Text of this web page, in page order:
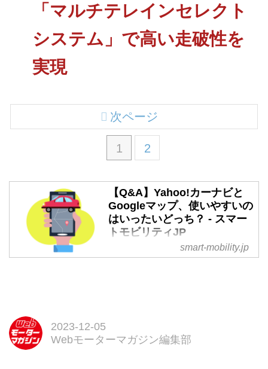
「マルチテレインセレクト
システム」で高い走破性を
実現
1 2
次ページ
【Q&A】Yahoo!カーナビと
Googleマップ、使いやすいの
はいったいどっち？ - スマー
トモビリティJP
ナビアプリの中で不動の人気を誇
とも言える存在だ。ここではこの
二強を例にスマホによるカーナビ
smart-mobility.jp
2023-12-05
Webモーターマガジン編集部